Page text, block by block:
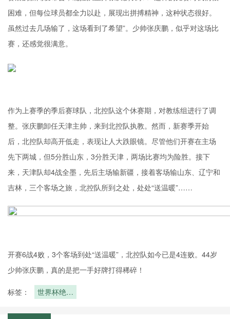
困难，但每位球员都全力以赴，展现出拼搏精神，这种状态很好。
虽然过去几场输了，这场看到了希望”。少帅张庆鹏，似乎对这场比
赛，还感觉很满意。
作为上赛季的季后赛球队，北控队这个休赛期，对教练组进行了调
整。张庆鹏卸任天津主帅，来到北控队执教。然而，新赛季开始
后，北控队却高开低走，表现让人大跌眼镜。尽管他们开赛在主场
先下两城，但5分胜山东，3分胜天津，两场比赛均为险胜。接下
来，天津队却4战全墨，先后主场输新疆，接着客场输山东、辽宁和
吉林，三个客场之旅，北控队所到之处，处处“送温暖”……
开赛6战4败，3个客场到处“送温暖”，北控队如今已是4连败。44岁
少帅张庆鹏，真的是把一手好牌打得稀碎！
标签：
世界杯绝杀
进球拯救球